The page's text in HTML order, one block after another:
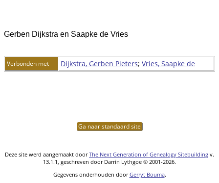
Gerben Dijkstra en Saapke de Vries
Verbonden met Dijkstra, Gerben Pieters; Vries, Saapke de
Ga naar standaard site
Deze site werd aangemaakt doorThe Next Generation of Genealogy Sitebuilding v.
13.1.1, geschreven door Darrin Lythgoe © 2001-2026.
Gegevens onderhouden doorGerryt Bouma.